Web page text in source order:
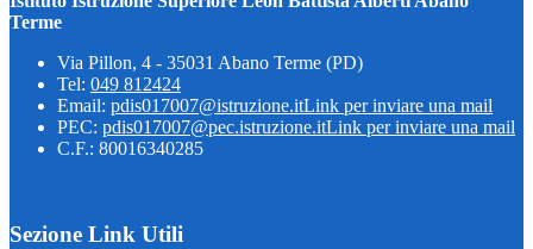
Terme
Via Pillon, 4 - 35031 Abano Terme (PD)
Tel: 049 812424
Email: pdis017007@istruzione.itLink per inviare una mail
PEC: pdis017007@pec.istruzione.itLink per inviare una mail
C.F.: 80016340285
Sezione Link Utili